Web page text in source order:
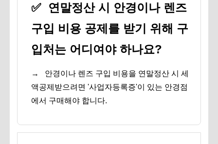
✅
연말정산 시 안경이나 렌즈
구입 비용 공제를 받기 위해 구
입처는 어디여야 하나요?
→
안경이나 렌즈 구입 비용을 연말정산 시 세
액공제받으려면 '사업자등록증'이 있는 안경점
에서 구매해야 합니다.